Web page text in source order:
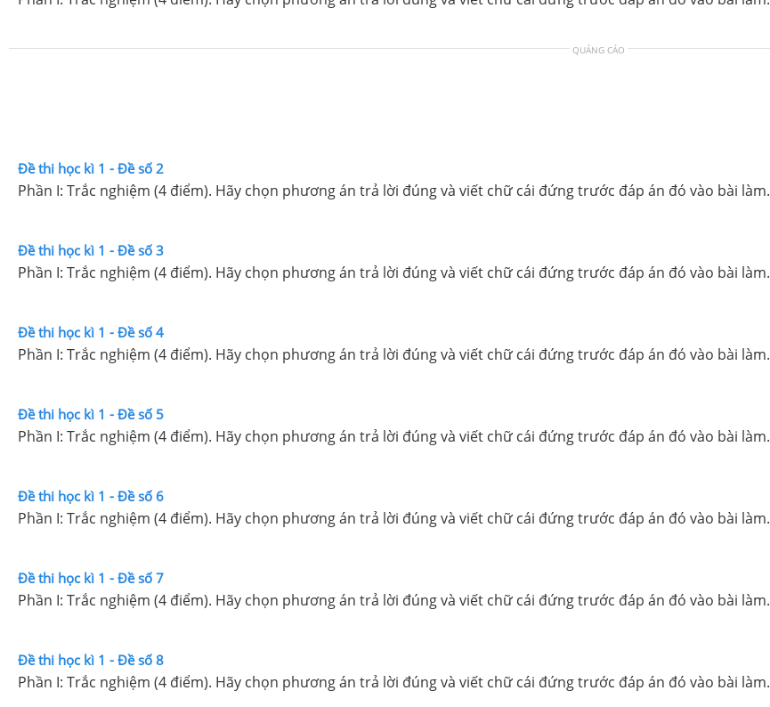
QUẢNG CÁO
Đề thi học kì 1 - Đề số 2
Phần I: Trắc nghiệm (4 điểm). Hãy chọn phương án trả lời đúng và viết chữ cái đứng trước đáp án đó vào bài làm.
Đề thi học kì 1 - Đề số 3
Phần I: Trắc nghiệm (4 điểm). Hãy chọn phương án trả lời đúng và viết chữ cái đứng trước đáp án đó vào bài làm.
Đề thi học kì 1 - Đề số 4
Phần I: Trắc nghiệm (4 điểm). Hãy chọn phương án trả lời đúng và viết chữ cái đứng trước đáp án đó vào bài làm.
Đề thi học kì 1 - Đề số 5
Phần I: Trắc nghiệm (4 điểm). Hãy chọn phương án trả lời đúng và viết chữ cái đứng trước đáp án đó vào bài làm.
Đề thi học kì 1 - Đề số 6
Phần I: Trắc nghiệm (4 điểm). Hãy chọn phương án trả lời đúng và viết chữ cái đứng trước đáp án đó vào bài làm.
Đề thi học kì 1 - Đề số 7
Phần I: Trắc nghiệm (4 điểm). Hãy chọn phương án trả lời đúng và viết chữ cái đứng trước đáp án đó vào bài làm.
Đề thi học kì 1 - Đề số 8
Phần I: Trắc nghiệm (4 điểm). Hãy chọn phương án trả lời đúng và viết chữ cái đứng trước đáp án đó vào bài làm.